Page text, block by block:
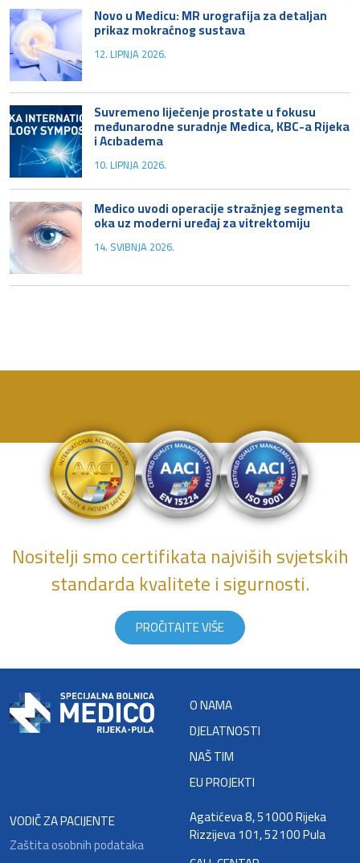
Novo u Medicu: MR urografija za detaljan
prikaz mokraćnog sustava
12. LIPNJA 2026.
Suvremeno liječenje prostate u fokusu
međunarodne suradnje Medica, KBC-a Rijeka
i Acıbadema
10. LIPNJA 2026.
Medico uvodi operacije stražnjeg segmenta
oka uz moderni uređaj za vitrektomiju
14. SVIBNJA 2026.
Nositelji smo certifikata najviših svjetskih
standarda kvalitete i sigurnosti.
PROČITAJTE VIŠE
O NAMA
DJELATNOSTI
NAŠ TIM
EU PROJEKTI
VODIČ ZA PACIJENTE
Zaštita osobnih podataka
Agatićeva 8, 51000 Rijeka
Rizzijeva 101, 52100 Pula